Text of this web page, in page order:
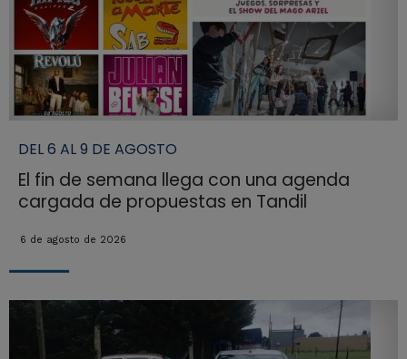
DEL 6 AL 9 DE AGOSTO
El fin de semana llega con una agenda
cargada de propuestas en Tandil
6 de agosto de 2026